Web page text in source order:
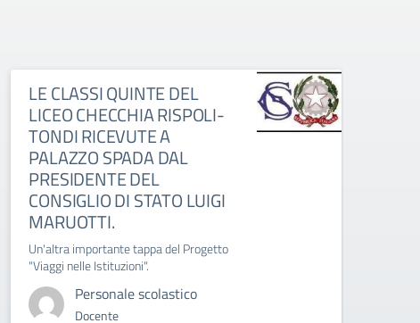
LE CLASSI QUINTE DEL
LICEO CHECCHIA RISPOLI-
TONDI RICEVUTE A
PALAZZO SPADA DAL
PRESIDENTE DEL
CONSIGLIO DI STATO LUIGI
MARUOTTI.
Un'altra importante tappa del Progetto
"Viaggi nelle Istituzioni".
Personale scolastico
Docente